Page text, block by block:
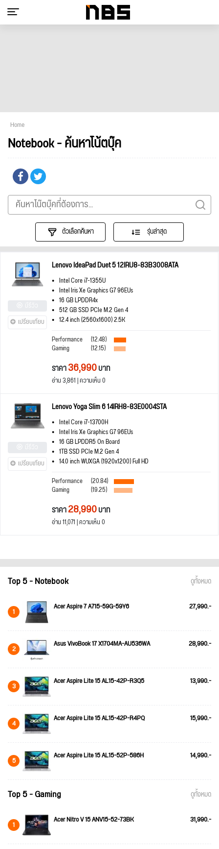
Home
Notebook - ค้นหาโน้ตบุ๊ค
ตัวเลือกค้นหา รุ่นล่าสุด
เปรียบเทียบ
Lenovo IdeaPad Duet 5 12IRU8-83B3008ATA
Intel Core i7-1355U
Intel Iris Xe Graphics G7 96EUs
16 GB LPDDR4x
512 GB SSD PCIe M.2 Gen 4
12.4 inch (2560x1600) 2.5K
Performance
(12.48)
Gaming (12.15)
ราคา36,990บาท
อ่าน 3,861 | ความเห็น 0
เปรียบเทียบ
Lenovo Yoga Slim 6 14IRH8-83E0004STA
Intel Core i7-13700H
Intel Iris Xe Graphics G7 96EUs
16 GB LPDDR5 On Board
1TB SSD PCIe M.2 Gen 4
14.0 inch WUXGA (1920x1200) Full HD
Performance
(20.84)
Gaming (19.25)
ราคา28,990บาท
อ่าน 11,071 | ความเห็น 0
Top 5 - Notebook ดูทั้งหมด
1 Acer Aspire 7 A715-59G-59Y6 27,990.-
2 Asus VivoBook 17 X1704MA-AU536WA 28,990.-
3 Acer Aspire Lite 15 AL15-42P-R3Q5 13,990.-
4 Acer Aspire Lite 15 AL15-42P-R4PQ 15,990.-
5 Acer Aspire Lite 15 AL15-52P-586H 14,990.-
Top 5 - Gaming ดูทั้งหมด
1 Acer Nitro V 15 ANV15-52-73BK 31,990.-